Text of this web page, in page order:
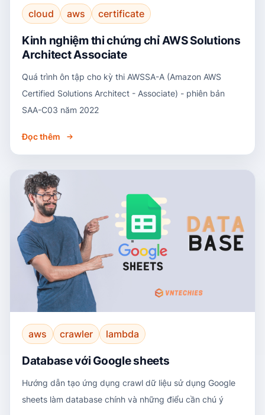
cloud aws certificate
Kinh nghiệm thi chứng chỉ AWS Solutions
Architect Associate
Quá trình ôn tập cho kỳ thi AWSSA-A (Amazon AWS
Certified Solutions Architect - Associate) - phiên bản
SAA-C03 năm 2022
Đọc thêm
aws crawler lambda
Database với Google sheets
Hướng dẫn tạo ứng dụng crawl dữ liệu sử dụng Google
sheets làm database chính và những điểu cần chú ý